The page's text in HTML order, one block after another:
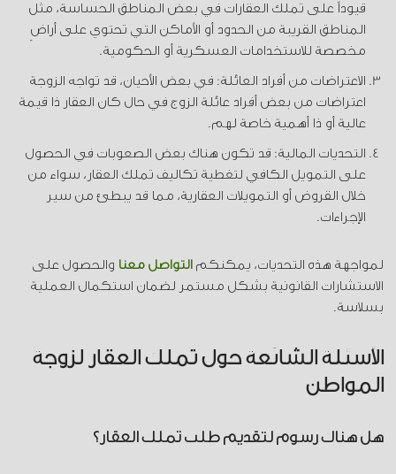
قيوداً على تملك العقارات في بعض المناطق الحساسة، مثل
المناطق القريبة من الحدود أو الأماكن التي تحتوي على أراضٍ
مخصصة للاستخدامات العسكرية أو الحكومية.
الاعتراضات من أفراد العائلة: في بعض الأحيان، قد تواجه الزوجة
اعتراضات من بعض أفراد عائلة الزوج في حال كان العقار ذا قيمة
عالية أو ذا أهمية خاصة لهم.
التحديات المالية: قد تكون هناك بعض الصعوبات في الحصول
على التمويل الكافي لتغطية تكاليف تملك العقار، سواء من
خلال القروض أو التمويلات العقارية، مما قد يبطئ من سير
الإجراءات.
لمواجهة هذه التحديات، يمكنكم التواصل معنا والحصول على
الاستشارات القانونية بشكل مستمر لضمان استكمال العملية
بسلاسة.
الأسئلة الشائعة حول تملك العقار لزوجة
المواطن
هل هناك رسوم لتقديم طلب تملك العقار؟